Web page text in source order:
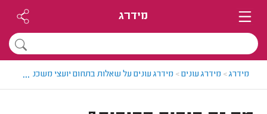
מידרג
מידרג> מידרג עונים> מידרג עונים על שאלות בתחום יועצי משכנתאות
...